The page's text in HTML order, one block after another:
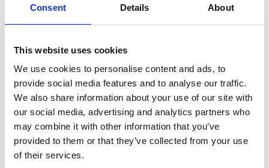
Consent Details About
This website uses cookies
We use cookies to personalise content and ads, to
provide social media features and to analyse our traffic.
We also share information about your use of our site with
our social media, advertising and analytics partners who
may combine it with other information that you’ve
provided to them or that they’ve collected from your use
of their services.
strategica per il corretto sviluppo del mondo moderno.
nell’isolamento delle fonti di inquinamento
ambientale circostante. Allo stesso tempo, è costantemente
impegnata nella ricerca di nuove soluzioniper la bonifica e
tutela ambientale, dedicandosi allo studio, ricerca e
applicazione di nuovi metodi e tecnologie.
Sono stati infatti sviluppati sistemi innovativi per la rimozione
dei contaminanti da acqua e suolo (SGIBITI – Sistema
Geotecnico Integrato per la Bonifica In Situ del Suolo
Inquinato), per il dragaggio e la gestione dei sedimenti